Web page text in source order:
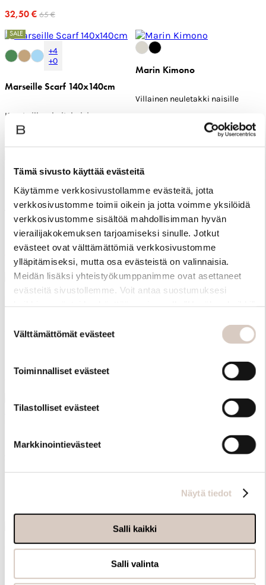
Tämä sivusto käyttää evästeitä
Käytämme verkkosivustollamme evästeitä, jotta
verkkosivustomme toimii oikein ja jotta voimme yksilöidä
verkkosivustomme sisältöä mahdollisimman hyvän
vierailijakokemuksen tarjoamiseksi sinulle. Jotkut
evästeet ovat välttämättömiä verkkosivustomme
ylläpitämiseksi, mutta osa evästeistä on valinnaisia.
Meidän lisäksi yhteistyökumppanimme ovat asettaneet
evästeitä sivustollemme. Voit antaa suostumuksesi
myöhemmin ”Evästeasetukset” -linkin kautta.
valinta
Välttämättömät evästeet
Toiminnalliset evästeet
Tilastolliset evästeet
Markkinointievästeet
Näytä tiedot
Salli kaikki
Salli valinta
32,50 € 65 €
SALE
+4
+0
Marseille Scarf 140x140cm
Kevyt villasekoitehuivi
55 €
Marin Kimono
Villainen neuletakki naisille
+6
Aurora Scarf 35x160cm
Pörröinen kid mohair-huivi
90 € 180 €
Adalyn Beanie
Muhkea pipo
70 € 140 €
SALE
+4
Marseille Scarf 140x140cm
55 € 110 €
SALE
SALE
Balmuir Cassia Bedspread
+15
+11
Helsinki Scarf 70x195cm
SALE
Blera Knit Vest